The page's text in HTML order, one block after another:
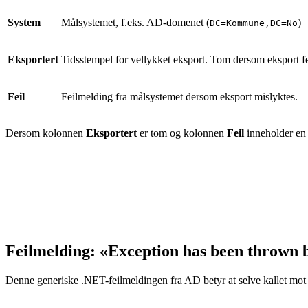
System Målsystemet, f.eks. AD-domenet (DC=Kommune,DC=No)
Eksportert Tidsstempel for vellykket eksport. Tom dersom eksport
Feil Feilmelding fra målsystemet dersom eksport mislyktes.
Dersom kolonnen Eksportert er tom og kolonnen Feil inneholder
Feilmelding: «Exception has been
Denne generiske .NET-feilmeldingen fra AD betyr at selve kallet